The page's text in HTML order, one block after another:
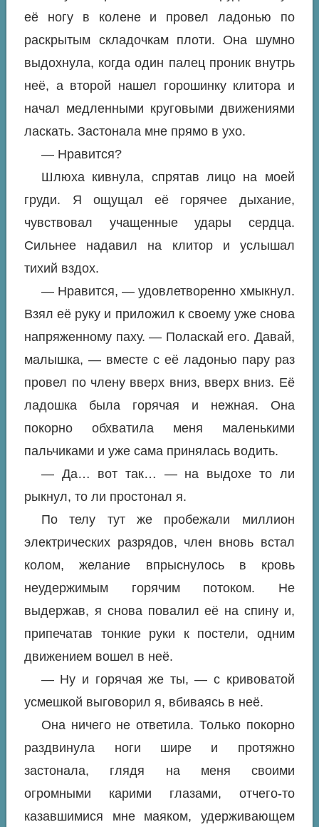
её ногу в колене и провел ладонью по
раскрытым складочкам плоти. Она шумно
выдохнула, когда один палец проник внутрь
неё, а второй нашел горошинку клитора и
начал медленными круговыми движениями
ласкать. Застонала мне прямо в ухо.
— Нравится?
Шлюха кивнула, спрятав лицо на моей
груди. Я ощущал её горячее дыхание,
чувствовал учащенные удары сердца.
Сильнее надавил на клитор и услышал
тихий вздох.
— Нравится, — удовлетворенно хмыкнул.
Взял её руку и приложил к своему уже снова
напряженному паху. — Поласкай его. Давай,
малышка, — вместе с её ладонью пару раз
провел по члену вверх вниз, вверх вниз. Её
ладошка была горячая и нежная. Она
покорно обхватила меня маленькими
пальчиками и уже сама принялась водить.
— Да… вот так… — на выдохе то ли
рыкнул, то ли простонал я.
По телу тут же пробежали миллион
электрических разрядов, член вновь встал
колом, желание впрыснулось в кровь
неудержимым горячим потоком. Не
выдержав, я снова повалил её на спину и,
припечатав тонкие руки к постели, одним
движением вошел в неё.
— Ну и горячая же ты, — с кривоватой
усмешкой выговорил я, вбиваясь в неё.
Она ничего не ответила. Только покорно
раздвинула ноги шире и протяжно
застонала, глядя на меня своими
огромными карими глазами, отчего-то
казавшимися мне маяком, удерживающем